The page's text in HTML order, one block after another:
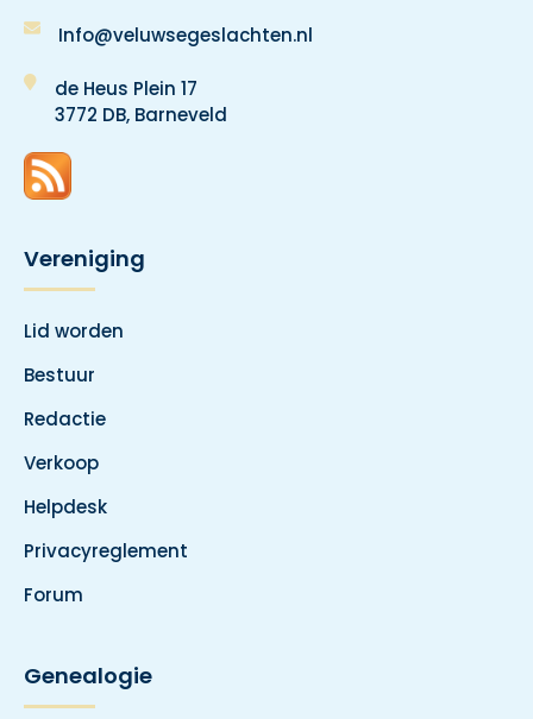
Info@veluwsegeslachten.nl
de Heus Plein 17
3772 DB, Barneveld
Vereniging
Lid worden
Bestuur
Redactie
Verkoop
Helpdesk
Privacyreglement
Forum
Genealogie